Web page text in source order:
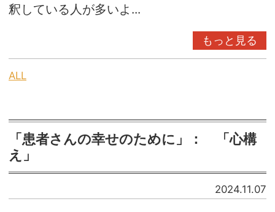
釈している人が多いよ...
もっと見る
ALL
「患者さんの幸せのために」： 「心構
え」
2024.11.07